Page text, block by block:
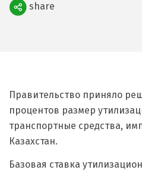
Поделиться
share
Правительство приняло
процентов размер
транспортные средства,
Казахстан.
Базовая ставка